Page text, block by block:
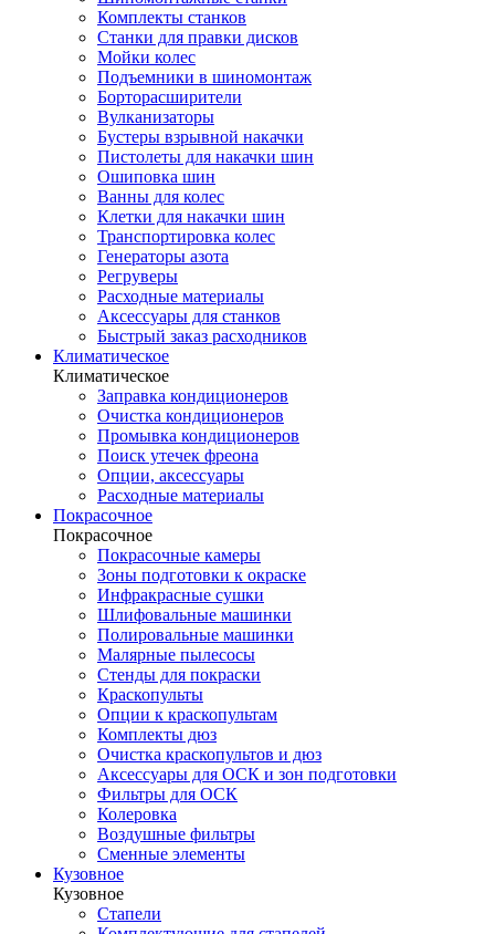
Комплекты станков
Станки для правки дисков
Мойки колес
Подъемники в шиномонтаж
Борторасширители
Вулканизаторы
Бустеры взрывной накачки
Пистолеты для накачки шин
Ошиповка шин
Ванны для колес
Клетки для накачки шин
Транспортировка колес
Генераторы азота
Регруверы
Расходные материалы
Аксессуары для станков
Быстрый заказ расходников
Климатическое
Климатическое
Заправка кондиционеров
Очистка кондиционеров
Промывка кондиционеров
Поиск утечек фреона
Опции, аксессуары
Расходные материалы
Покрасочное
Покрасочное
Покрасочные камеры
Зоны подготовки к окраске
Инфракрасные сушки
Шлифовальные машинки
Полировальные машинки
Малярные пылесосы
Стенды для покраски
Краскопульты
Опции к краскопультам
Комплекты дюз
Очистка краскопультов и дюз
Аксессуары для ОСК и зон подготовки
Фильтры для ОСК
Колеровка
Воздушные фильтры
Сменные элементы
Кузовное
Кузовное
Стапели